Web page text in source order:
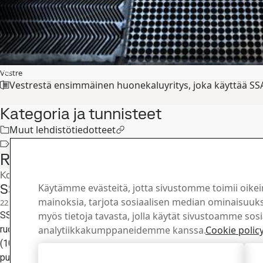
Vestre
Vestrestä ensimmäinen huonekaluyritys, joka käyttää
Kategoria ja tunnisteet
Muut lehdistötiedotteet
Related articles
Konsernin lehdistötiedotteet
SSAB julkisti tänään osavuosikatsauksensa
22 Toinen neljännes, Sijoittajat
SSAB julkisti tänään osavuosikatsauksensa 1.1.-30.6.2026.
ruotsiksi yhtiön verkkosivuilla. SSAB järjestää analyytikko- ja
(10.30 EEST). Tilaisuuteen voi osallistua webcast-linkin kautta
puhelimitse.
Käytämme evästeitä, jotta sivustomme toimii
mainoksia, tarjota sosiaalisen median
myös tietoja tavasta, jolla käytät sivustoamme
analytiikkakumppaneidemme kanssa.Cookie